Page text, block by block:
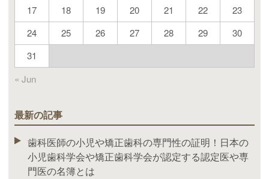
« Jun
17
18 19 20 21 22
23
24
25 26 27 28 29
30
31
最新の記事
歯科医師の小児や矯正歯科の専門性の証明！日本の
小児歯科学会や矯正歯科学会が認定する認定医や専
門医の名簿とは